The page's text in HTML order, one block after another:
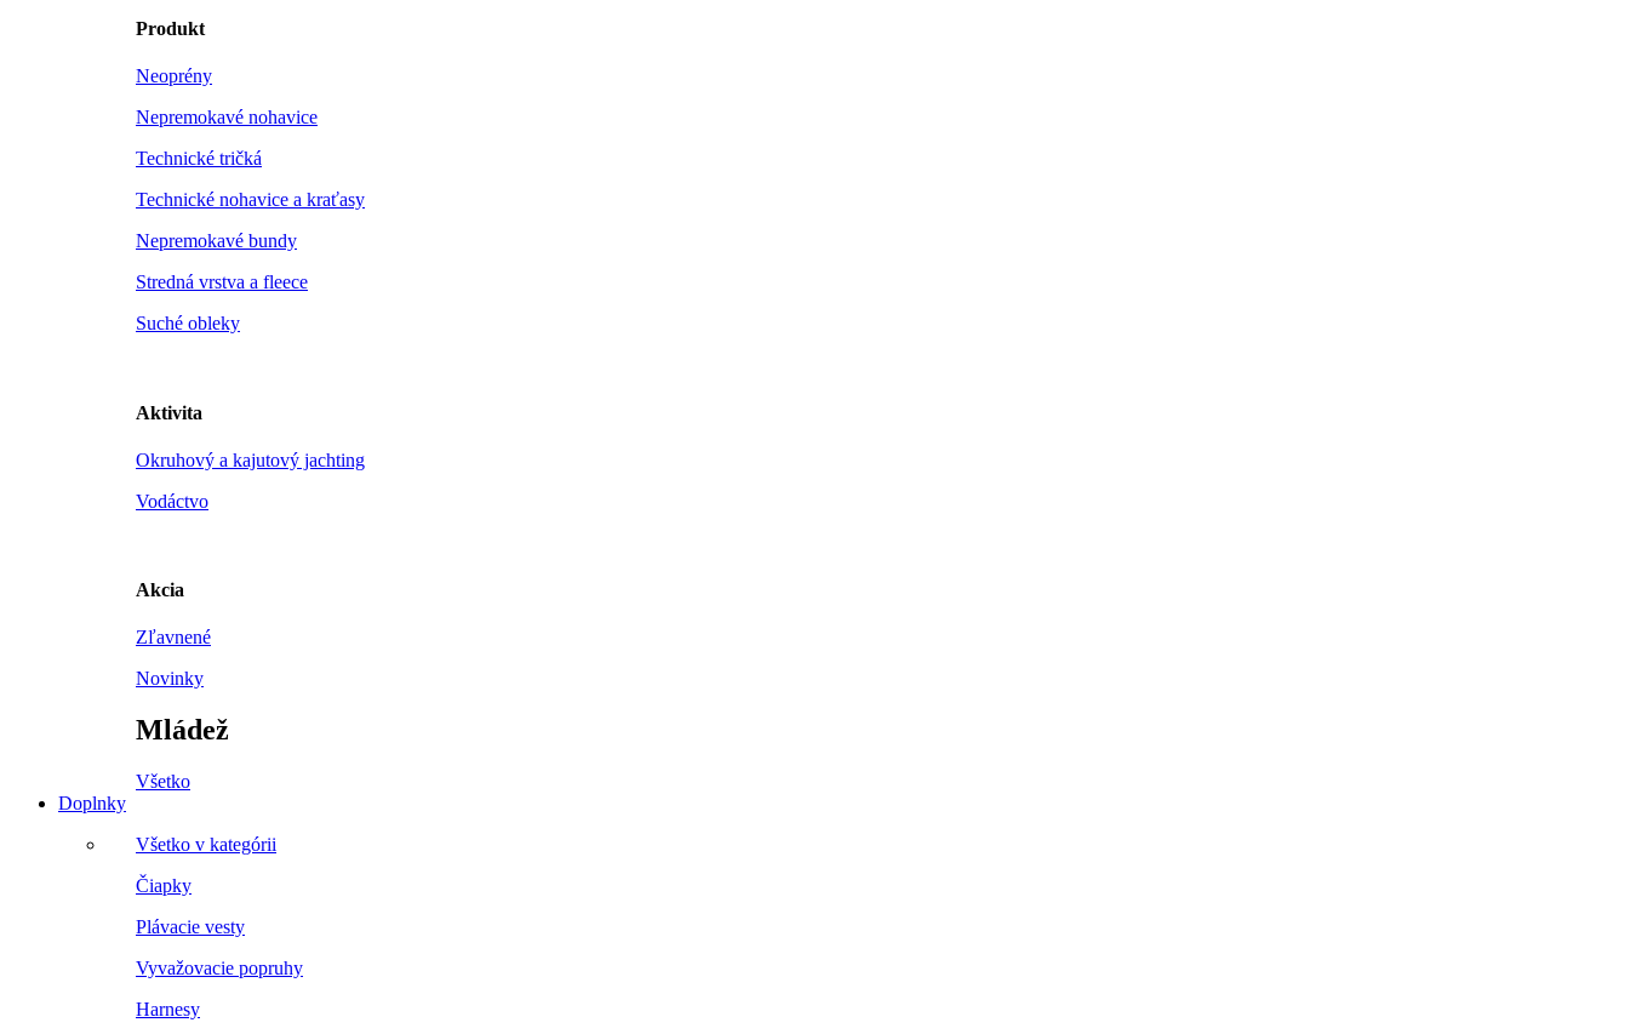
Produkt
Neoprény
Nepremokavé nohavice
Technické tričká
Technické nohavice a kraťasy
Nepremokavé bundy
Stredná vrstva a fleece
Suché obleky
Aktivita
Okruhový a kajutový jachting
Vodáctvo
Akcia
Zľavnené
Novinky
Mládež
Všetko
Doplnky
Všetko v kategórii
Čiapky
Plávacie vesty
Vyvažovacie popruhy
Harnesy